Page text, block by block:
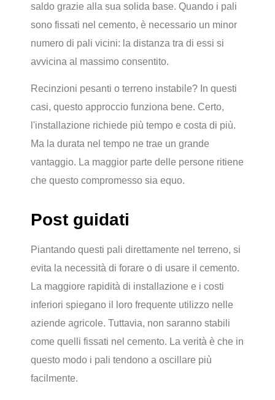
saldo grazie alla sua solida base. Quando i pali
sono fissati nel cemento, è necessario un minor
numero di pali vicini: la distanza tra di essi si
avvicina al massimo consentito.
Recinzioni pesanti o terreno instabile? In questi
casi, questo approccio funziona bene. Certo,
l'installazione richiede più tempo e costa di più.
Ma la durata nel tempo ne trae un grande
vantaggio. La maggior parte delle persone ritiene
che questo compromesso sia equo.
Post guidati
Piantando questi pali direttamente nel terreno, si
evita la necessità di forare o di usare il cemento.
La maggiore rapidità di installazione e i costi
inferiori spiegano il loro frequente utilizzo nelle
aziende agricole. Tuttavia, non saranno stabili
come quelli fissati nel cemento. La verità è che in
questo modo i pali tendono a oscillare più
facilmente.